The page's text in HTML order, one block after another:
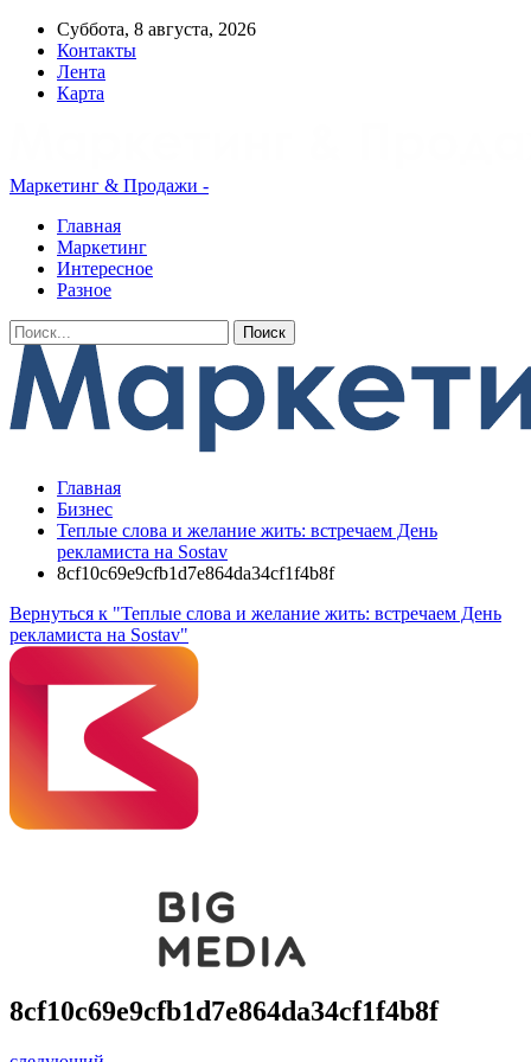
Суббота, 8 августа, 2026
Контакты
Лента
Карта
Маркетинг & Продажи -
Главная
Маркетинг
Интересное
Разное
Главная
Бизнес
Теплые слова и желание жить: встречаем День
рекламиста на Sostav
8cf10c69e9cfb1d7e864da34cf1f4b8f
Вернуться к "Теплые слова и желание жить: встречаем День
рекламиста на Sostav"
8cf10c69e9cfb1d7e864da34cf1f4b8f